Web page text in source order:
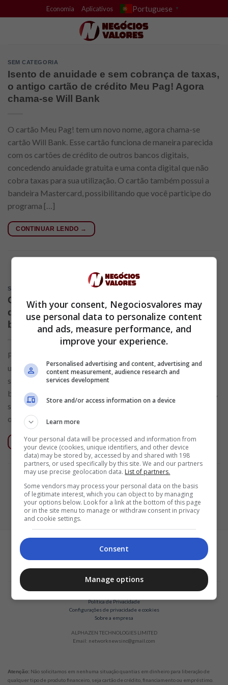
to
Economia Aplicativos Portuguese ▼
SEM CATEGORIA
Isento de anuidade e sem cobrança de taxas,
o antigo cartão de crédito Meu Pag! Agora
chama-se Will Bank
O cartão Meu Pag! tem um novo nome, agora chama-se
cartão Will Bank. Esse cartão funciona de maneira parecida
com os cartões de crédito de outros bancos digitais,
concedendo anuidade gratuita e uma conta digital que não
cobra taxas para sua utilização. O cartão também possui a
bandeira Mastercard, possibilitando que você participe do
programa […]
CONTINUAR LENDO →
SEM CATEGORIA
Conheça as melhores alternativas de cartão
de crédito no mercado para quem tem score
baixo
Pontuação de crédito pouco significativa pode atrapalhar o
usuário durante a solicitação de um cartão de crédito. Se o
serviço em questão é o disponibilizado pelo Nubank, o score
baixo certamente impedirá que consiga o cartão. Entretanto,
saiba que é possível ter um cartão 100% digital recorrendo a
outros bancos. Veja como garantir o seu […]
CONTINUAR LENDO →
Termos e Condições
Política de Privacidade
Configurações de privacidade e cookies
Sobre a empresa
ALPHAZEN TECHNOLOGIES LIMITED
Email: networknewsinc@gmail.com
Atenção: Não solicitamos em nenhuma situação quantias em dinheiro para liberação de
qualquer tipo de produto financeiro, seja cartão de crédito, financiamento ou empréstimo.
With your consent, Negociosvalores may
use personal data to personalize content
and ads, measure performance, and
improve your experience.
Personalised advertising and content, advertising and
content measurement, audience research and
services development
Store and/or access information on a device
Learn more
Your personal data will be processed and information from
your device (cookies, unique identifiers, and other device
data) may be stored by, accessed by and shared with 198
partners, or used specifically by this site. We and our partners
may use precise geolocation data. List of partners.
Some vendors may process your personal data on the basis
of legitimate interest, which you can object to by managing
your options below. Look for a link at the bottom of this page
or in the site menu to manage or withdraw consent in privacy
and cookie settings.
Consent
Manage options